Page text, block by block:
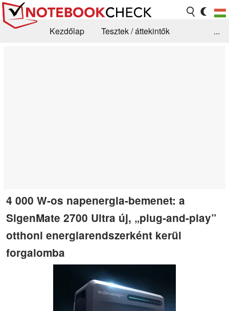
Kezdőlap
Tesztek / áttekintők
...
4 000 W-os napenergia-bemenet: a
SigenMate 2700 Ultra új, „plug-and-play”
otthoni energiarendszerként kerül
forgalomba